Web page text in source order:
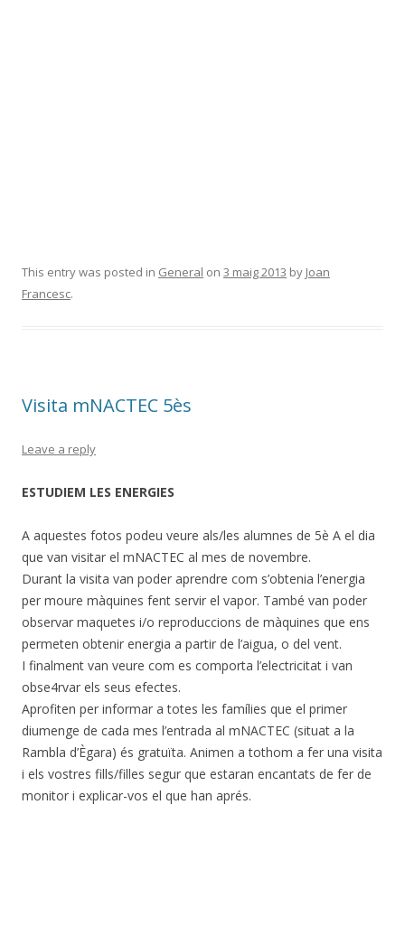
This entry was posted in General on 3 maig 2013 by Joan
Francesc.
Visita mNACTEC 5ès
Leave a reply
ESTUDIEM LES ENERGIES
A aquestes fotos podeu veure als/les alumnes de 5è A el dia
que van visitar el mNACTEC al mes de novembre.
Durant la visita van poder aprendre com s’obtenia l’energia
per moure màquines fent servir el vapor. També van poder
observar maquetes i/o reproduccions de màquines que ens
permeten obtenir energia a partir de l’aigua, o del vent.
I finalment van veure com es comporta l’electricitat i van
obse4rvar els seus efectes.
Aprofiten per informar a totes les famílies que el primer
diumenge de cada mes l’entrada al mNACTEC (situat a la
Rambla d’Ègara) és gratuïta. Animen a tothom a fer una visita
i els vostres fills/filles segur que estaran encantats de fer de
monitor i explicar-vos el que han aprés.